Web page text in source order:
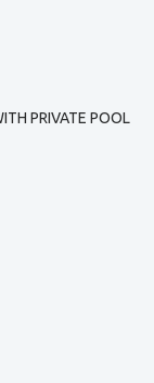
PRIVATE POOL